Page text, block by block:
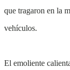
que tragaron en la
vehículos.
El emoliente